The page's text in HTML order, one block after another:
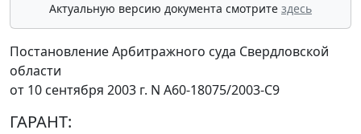
Актуальную версию документа смотрите здесь
Постановление Арбитражного суда Свердловской
области
от 10 сентября 2003 г. N А60-18075/2003-С9
ГАРАНТ: